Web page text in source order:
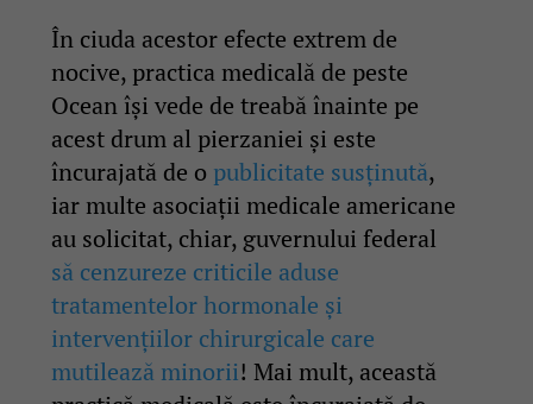
În ciuda acestor efecte extrem de
nocive, practica medicală de peste
Ocean își vede de treabă înainte pe
acest drum al pierzaniei și este
încurajată de o publicitate susținută,
iar multe asociații medicale americane
au solicitat, chiar, guvernului federal
să cenzureze criticile aduse
tratamentelor hormonale și
intervențiilor chirurgicale care
mutilează minorii! Mai mult, această